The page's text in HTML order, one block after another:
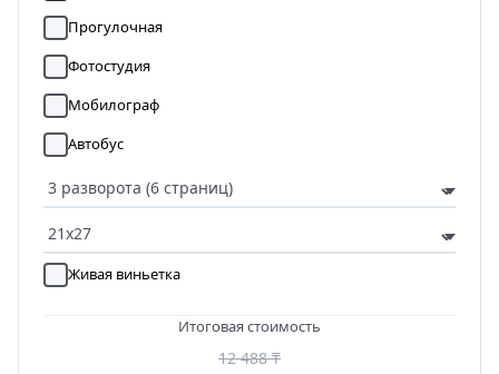
Прогулочная
Фотостудия
Мобилограф
Автобус
Живая виньетка
Итоговая стоимость
12 488 ₸